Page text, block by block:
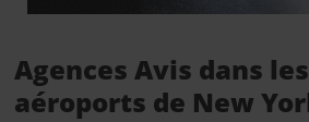
Agences Avis dans
aéroports de New